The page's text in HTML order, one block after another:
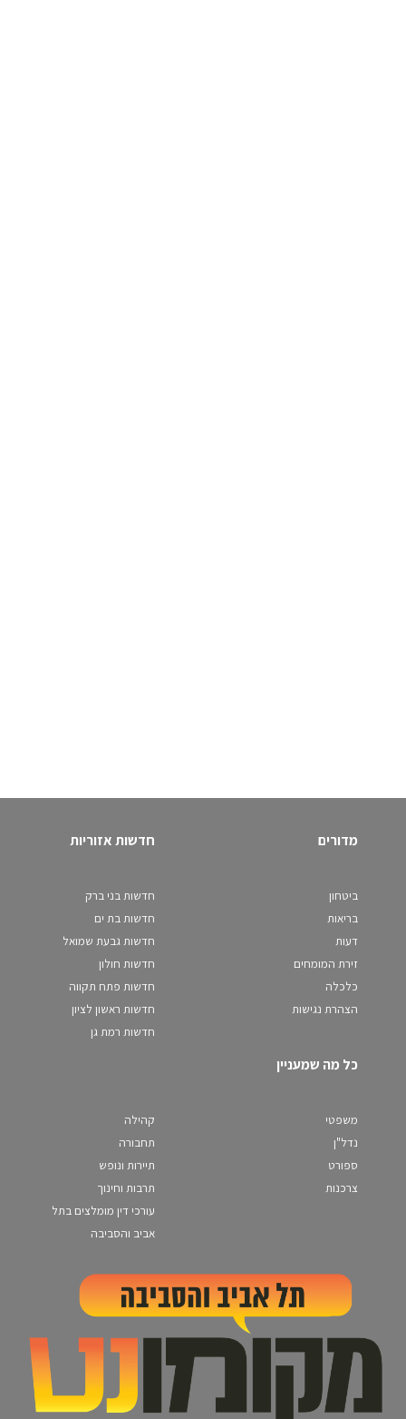
מדורים
ביטחון
בריאות
דעות
זירת המומחים
כלכלה
הצהרת נגישות
חדשות אזוריות
חדשות בני ברק
חדשות בת ים
חדשות גבעת שמואל
חדשות חולון
חדשות פתח תקווה
חדשות ראשון לציון
חדשות רמת גן
כל מה שמעניין
משפטי
נדל"ן
ספורט
צרכנות
קהילה
תחבורה
תיירות ונופש
תרבות וחינוך
עורכי דין מומלצים בתל
אביב והסביבה